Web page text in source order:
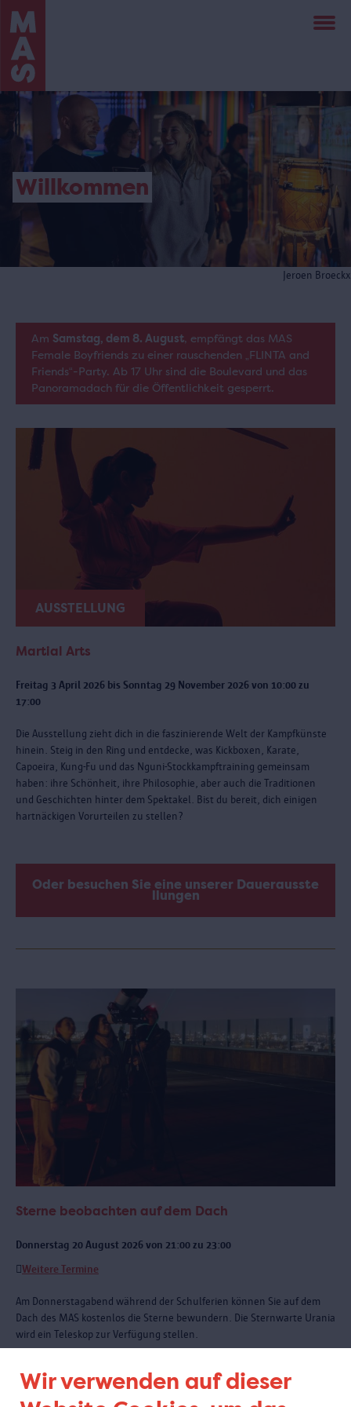
Wir verwenden auf dieser
Direkt
zum
Inhalt
Jeroen Broeckx
Willkommen
Am Samstag, dem 8. August, empfängt das MAS
Female Boyfriends zu einer rauschenden „FLINTA and
Friends“-Party. Ab 17 Uhr sind die Boulevard und das
Panoramadach für die Öffentlichkeit gesperrt.
AUSSTELLUNG
Martial Arts
Freitag 3 April 2026 bis Sonntag 29 November 2026 von 10:00 zu
17:00
Die Ausstellung zieht dich in die faszinierende Welt der Kampfkünste
hinein. Steig in den Ring und entdecke, was Kickboxen, Karate,
Capoeira, Kung-Fu und das Nguni-Stockkampftraining gemeinsam
haben: ihre Schönheit, ihre Philosophie, aber auch die Traditionen
und Geschichten hinter dem Spektakel. Bist du bereit, dich einigen
hartnäckigen Vorurteilen zu stellen?
Oder besuchen Sie eine unserer Dauerausste
llungen
Sterne beobachten auf dem Dach
Donnerstag 20 August 2026 von 21:00 zu 23:00
Weitere Termine
Am Donnerstagabend während der Schulferien können Sie auf dem
Dach des MAS kostenlos die Sterne bewundern. Die Sternwarte Urania
wird ein Teleskop zur Verfügung stellen.